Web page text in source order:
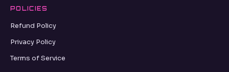
POLICIES
Refund Policy
Privacy Policy
Terms of Service